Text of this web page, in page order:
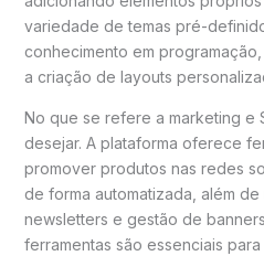
variedade de temas pré-
conhecimento em
a criação de layouts
No que se refere a marketing e
desejar. A plataforma oferece
promover produtos nas redes
de forma automatizada, além
newsletters e gestão de
ferramentas são essenciais